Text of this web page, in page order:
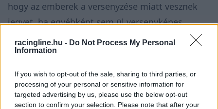
racingline.hu - Do Not Process My Personal
Information
If you wish to opt-out of the sale, sharing to third parties, or
processing of your personal or sensitive information for
targeted advertising by us, please use the below opt-out
section to confirm your selection. Please note that after your
hogy az emberek a versenyzése miatt vesznek
jegyet, ha egyébként sem ül versenyképes
autóban. Szóval aki amiatt jön, mert [Ricciardo]
is az F1-es közösség tagja, annak ezek után is
igen jelentős tagja tud maradni” – fogalmazta
meg aRacerszámára gondolatait Epstein,
nyilvánvalóan a jegyeladásokat tartva szem